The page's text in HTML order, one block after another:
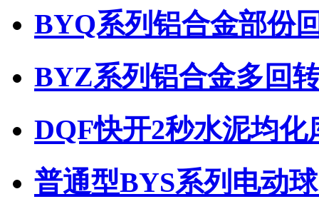
BYQ系列铝合金部份
BYZ系列铝合金多回
DQF快开2秒水泥均化
普通型BYS系列电动